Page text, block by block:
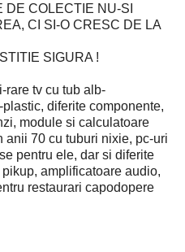
COLECTIE NU-SI
CI SI-O CRESC DE LA
SIGURA !
rare tv cu tub alb-
diferite componente,
module si calculatoare
anii 70 cu tuburi nixie, pc-uri
pentru ele, dar si diferite
amplificatoare audio,
restaurari capodopere